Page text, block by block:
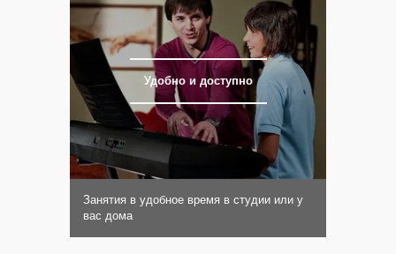
Удобно и доступно
Занятия в удобное время в студии или у
вас дома